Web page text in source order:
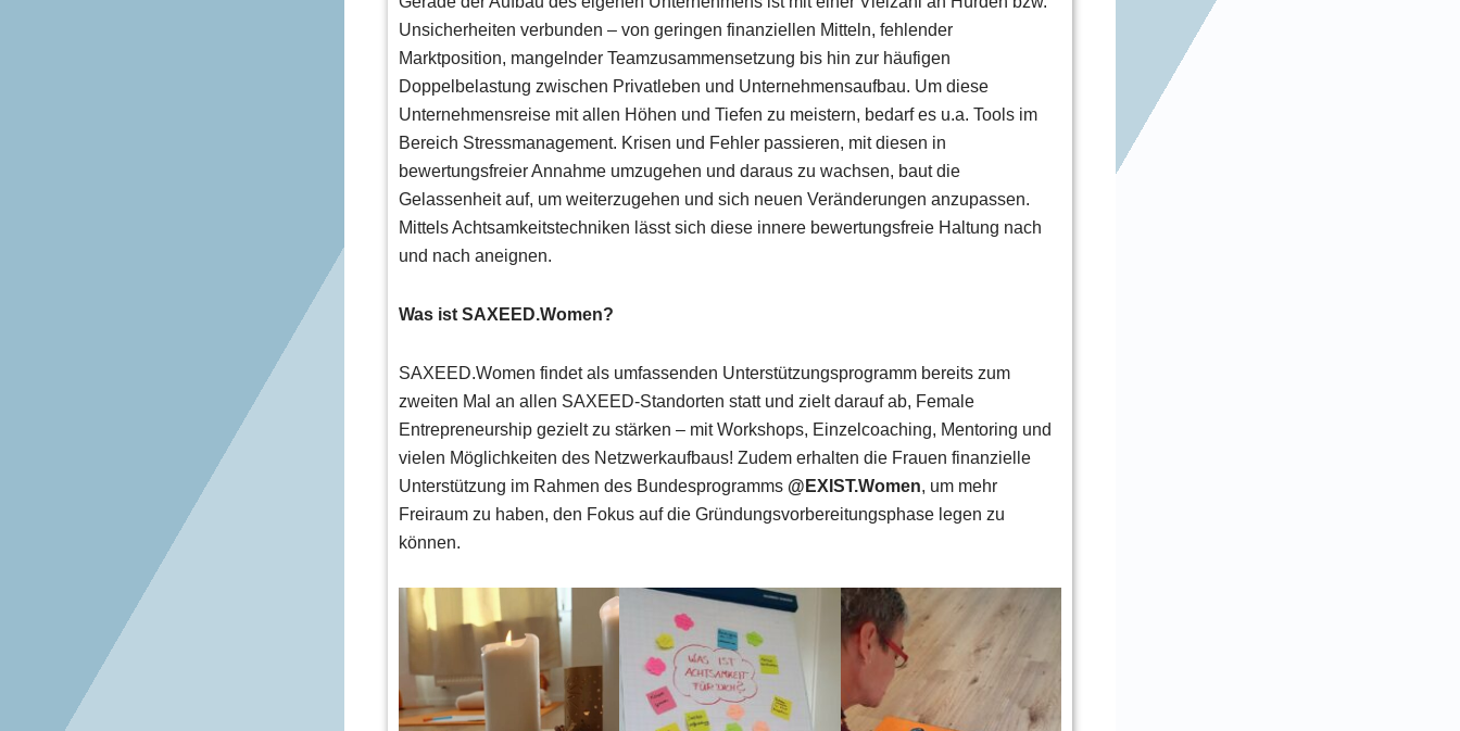
Unsicherheiten verbunden – von geringen finanziellen Mitteln, fehlender
Marktposition, mangelnder Teamzusammensetzung bis hin zur häufigen
Doppelbelastung zwischen Privatleben und Unternehmensaufbau. Um diese
Unternehmensreise mit allen Höhen und Tiefen zu meistern, bedarf es u.a. Tools im
Bereich Stressmanagement. Krisen und Fehler passieren, mit diesen in
bewertungsfreier Annahme umzugehen und daraus zu wachsen, baut die
Gelassenheit auf, um weiterzugehen und sich neuen Veränderungen anzupassen.
Mittels Achtsamkeitstechniken lässt sich diese innere bewertungsfreie Haltung nach
und nach aneignen.
Was ist SAXEED.Women?
SAXEED.Women findet als umfassenden Unterstützungsprogramm bereits zum
zweiten Mal an allen SAXEED-Standorten statt und zielt darauf ab, Female
Entrepreneurship gezielt zu stärken – mit Workshops, Einzelcoaching, Mentoring und
vielen Möglichkeiten des Netzwerkaufbaus! Zudem erhalten die Frauen finanzielle
Unterstützung im Rahmen des Bundesprogramms @EXIST.Women, um mehr
Freiraum zu haben, den Fokus auf die Gründungsvorbereitungsphase legen zu
können.